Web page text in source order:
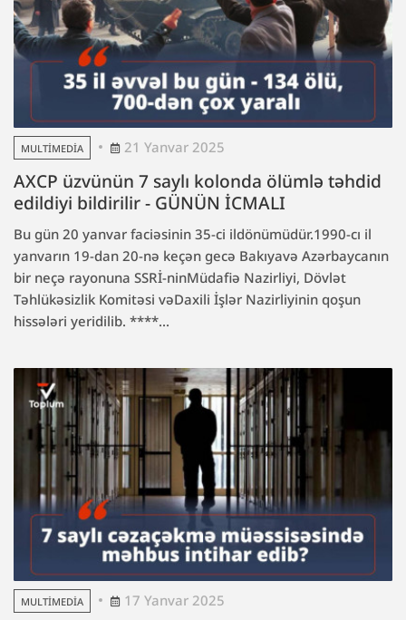
MULTIMEDIA 21 Yanvar 2025
AXCP üzvünün 7 saylı kolonda ölümlə təhdid
edildiyi bildirilir - GÜNÜN İCMALI
Bu gün 20 yanvar faciəsinin 35-ci ildönümüdür.1990-cı il
yanvarın 19-dan 20-nə keçən gecə Bakıyavə Azərbaycanın
bir neçə rayonuna SSRİ-ninMüdafiə Nazirliyi, Dövlət
Təhlükəsizlik Komitəsi vəDaxili İşlər Nazirliyinin qoşun
hissələri yeridilib. ****...
MULTIMEDIA 17 Yanvar 2025